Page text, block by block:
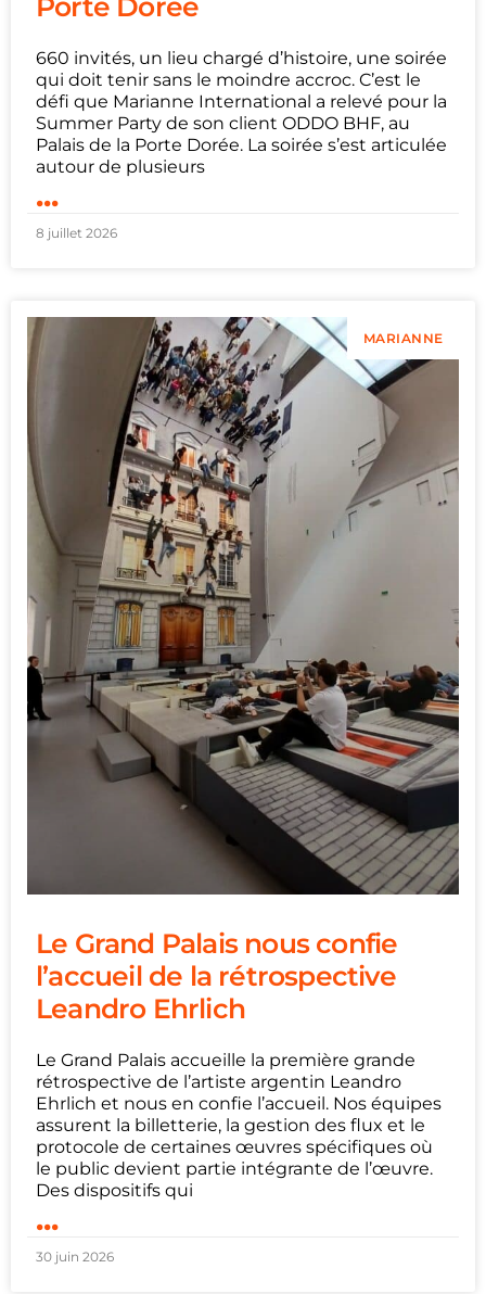
Porte Dorée
660 invités, un lieu chargé d’histoire, une soirée
qui doit tenir sans le moindre accroc. C’est le
défi que Marianne International a relevé pour la
Summer Party de son client ODDO BHF, au
Palais de la Porte Dorée. La soirée s’est articulée
autour de plusieurs
...
8 juillet 2026
MARIANNE
Le Grand Palais nous confie
l’accueil de la rétrospective
Leandro Ehrlich
Le Grand Palais accueille la première grande
rétrospective de l’artiste argentin Leandro
Ehrlich et nous en confie l’accueil. Nos équipes
assurent la billetterie, la gestion des flux et le
protocole de certaines œuvres spécifiques où
le public devient partie intégrante de l’œuvre.
Des dispositifs qui
...
30 juin 2026